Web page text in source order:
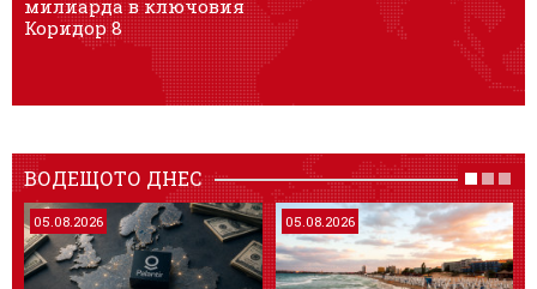
милиарда в ключовия
Коридор 8
ВОДЕЩОТО ДНЕС
05.08.2026 05.08.2026